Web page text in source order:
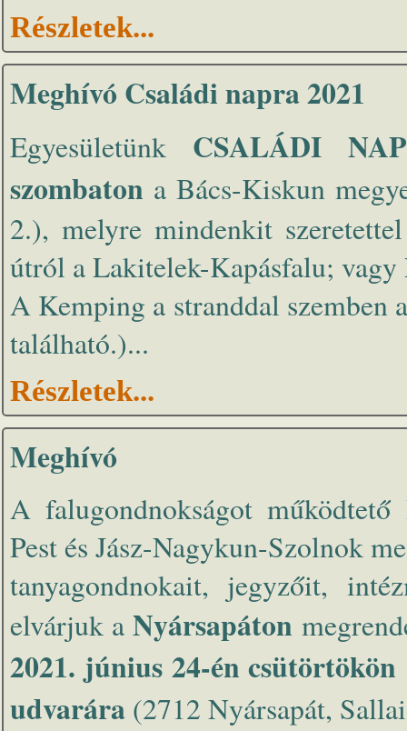
Részletek...
Meghívó Családi napra 2021
Egyesületünk CSALÁDI
szombaton a Bács-Kiskun
2.), melyre mindenkit
útról a Lakitelek-Kapásfalu;
A Kemping a stranddal szemben
található.)...
Részletek...
Meghívó
A falugondnokságot működtető
Pest és Jász-Nagykun-Szolnok
tanyagondnokait, jegyzőit,
elvárjuk aNyársapáton
2021. június 24-én
udvarára (2712 Nyársapát,